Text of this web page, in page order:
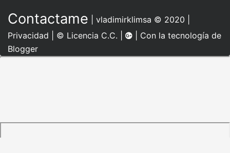
Contactame vladimirklimsa © 2020 |
Privacidad
© Licencia C.C.
| Con la tecnología de
Blogger